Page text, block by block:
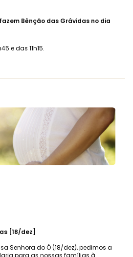
Bênção das Grávidas no dia
e das 11h15.
[18/dez]
Senhora do Ó (18/dez), pedimos a